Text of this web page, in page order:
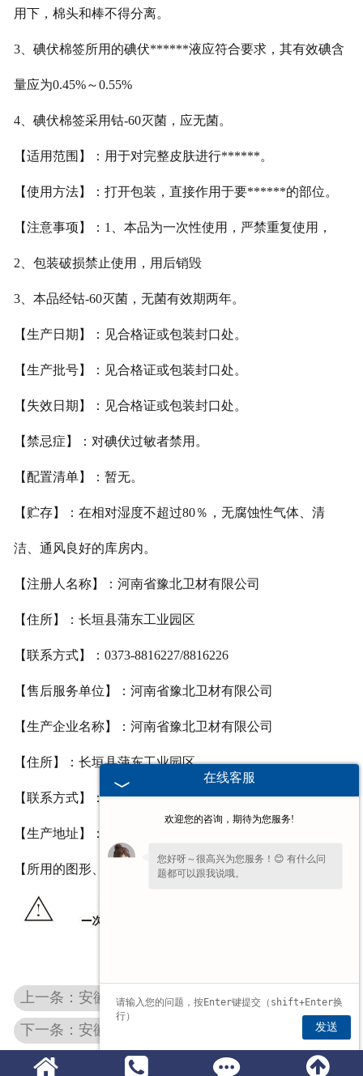
用下，棉头和棒不得分离。
3、碘伏棉签所用的碘伏******液应符合要求，其有效碘含
量应为0.45%～0.55%
4、碘伏棉签采用钴-60灭菌，应无菌。
【适用范围】：用于对完整皮肤进行******。
【使用方法】：打开包装，直接作用于要******的部位。
【注意事项】：1、本品为一次性使用，严禁重复使用，
2、包装破损禁止使用，用后销毁
3、本品经钴-60灭菌，无菌有效期两年。
【生产日期】：见合格证或包装封口处。
【生产批号】：见合格证或包装封口处。
【失效日期】：见合格证或包装封口处。
【禁忌症】：对碘伏过敏者禁用。
【配置清单】：暂无。
【贮存】：在相对湿度不超过80％，无腐蚀性气体、清
洁、通风良好的库房内。
【注册人名称】：河南省豫北卫材有限公司
【住所】：长垣县蒲东工业园区
【联系方式】：0373-8816227/8816226
【售后服务单位】：河南省豫北卫材有限公司
【生产企业名称】：河南省豫北卫材有限公司
【住所】：长垣县蒲东工业园区
【联系方式】：0373-8816227/8816226
【生产地址】：长垣县蒲东工业园区
【所用的图形、符号、缩写等内容】：
上一条：安徽医用棉球
下一条：安徽易折式碘伏棉签
在线客服
欢迎您的咨询，期待为您服务!
您好呀～很高兴为您服务！😊 有什么问
题都可以跟我说哦。
发送